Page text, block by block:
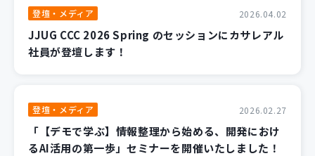
登壇・メディア 2026.04.02
JJUG CCC 2026 Spring のセッションにカサレアル
社員が登壇します！
登壇・メディア 2026.02.27
「【デモで学ぶ】情報整理から始める、開発におけ
るAI活用の第一歩」セミナーを開催いたしました！